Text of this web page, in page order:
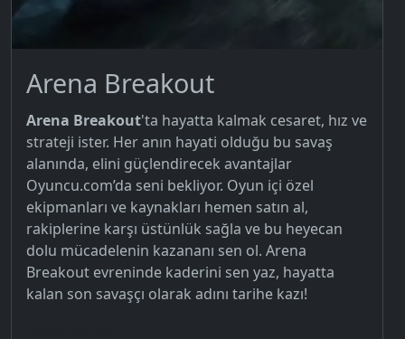
Arena Breakout
Arena Breakout'ta hayatta kalmak cesaret, hız ve
strateji ister. Her anın hayati olduğu bu savaş
alanında, elini güçlendirecek avantajlar
Oyuncu.com’da seni bekliyor. Oyun içi özel
ekipmanları ve kaynakları hemen satın al,
rakiplerine karşı üstünlük sağla ve bu heyecan
dolu mücadelenin kazananı sen ol. Arena
Breakout evreninde kaderini sen yaz, hayatta
kalan son savaşçı olarak adını tarihe kazı!